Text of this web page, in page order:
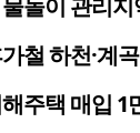
이 관리지역 현
하천·계곡 불
입 1만가구 돌파…피